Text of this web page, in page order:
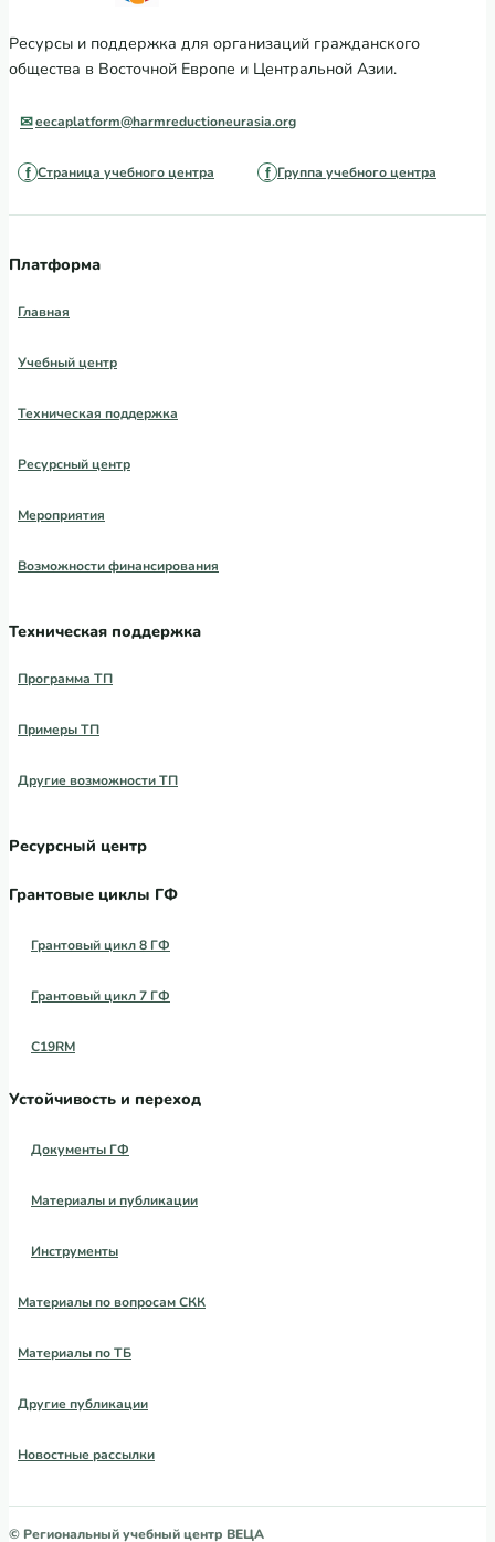
Ресурсы и поддержка для организаций гражданского
общества в Восточной Европе и Центральной Азии.
eecaplatform@harmreductioneurasia.org
Страница учебного центра Группа учебного центра
Платформа
Главная
Учебный центр
Техническая поддержка
Ресурсный центр
Мероприятия
Возможности финансирования
Техническая поддержка
Программа ТП
Примеры ТП
Другие возможности ТП
Ресурсный центр
Грантовые циклы ГФ
Грантовый цикл 8 ГФ
Грантовый цикл 7 ГФ
C19RM
Устойчивость и переход
Документы ГФ
Материалы и публикации
Инструменты
Материалы по вопросам СКК
Материалы по ТБ
Другие публикации
Новостные рассылки
© Региональный учебный центр ВЕЦА